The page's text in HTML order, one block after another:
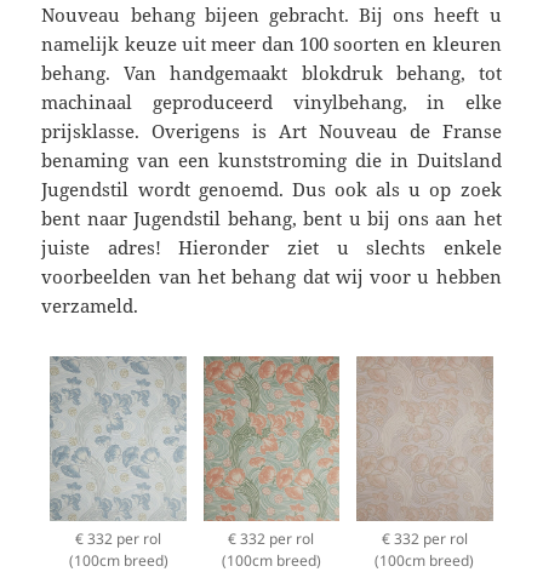
Nouveau behang bijeen gebracht. Bij ons heeft u
namelijk keuze uit meer dan 100 soorten en kleuren
behang. Van handgemaakt blokdruk behang, tot
machinaal geproduceerd vinylbehang, in elke
prijsklasse. Overigens is Art Nouveau de Franse
benaming van een kunststroming die in Duitsland
Jugendstil wordt genoemd. Dus ook als u op zoek
bent naar Jugendstil behang, bent u bij ons aan het
juiste adres! Hieronder ziet u slechts enkele
voorbeelden van het behang dat wij voor u hebben
verzameld.
€ 332 per rol
(100cm breed)
€ 332 per rol
(100cm breed)
€ 332 per rol
(100cm breed)